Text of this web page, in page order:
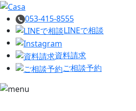
053-415-8555
LINEで相談
資料請求
ご相談予約